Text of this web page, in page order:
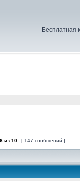
Бесплатная
тему
6 из 10 [ 147 сообщений ]